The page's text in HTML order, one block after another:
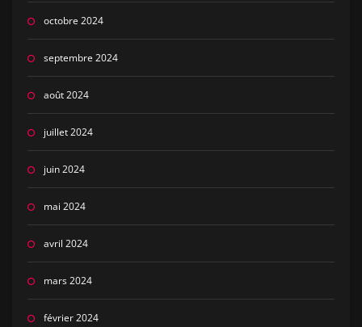
octobre 2024
septembre 2024
août 2024
juillet 2024
juin 2024
mai 2024
avril 2024
mars 2024
février 2024